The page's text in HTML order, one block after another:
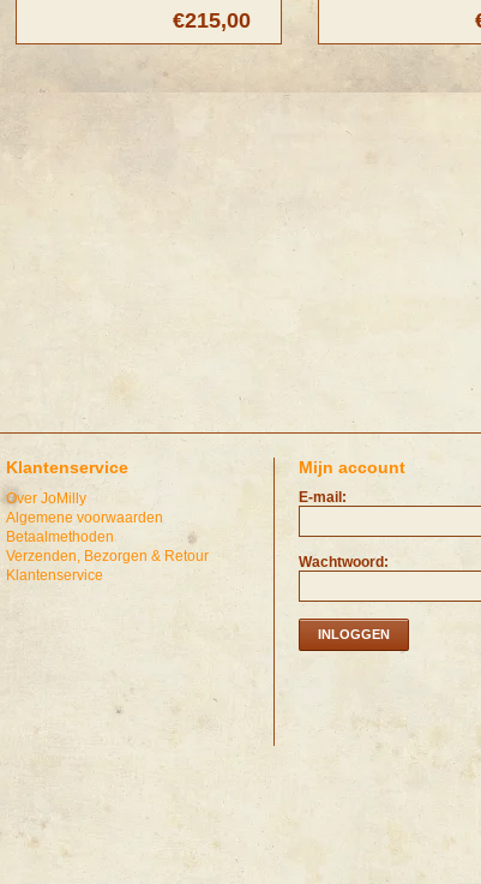
€215,00
dressoir/
Klantenservice
Over JoMilly
Algemene voorwaarden
Betaalmethoden
Verzenden, Bezorgen & Retour
Klantenservice
Mijn account
E-mail:
Wachtwoord:
INLOGGEN